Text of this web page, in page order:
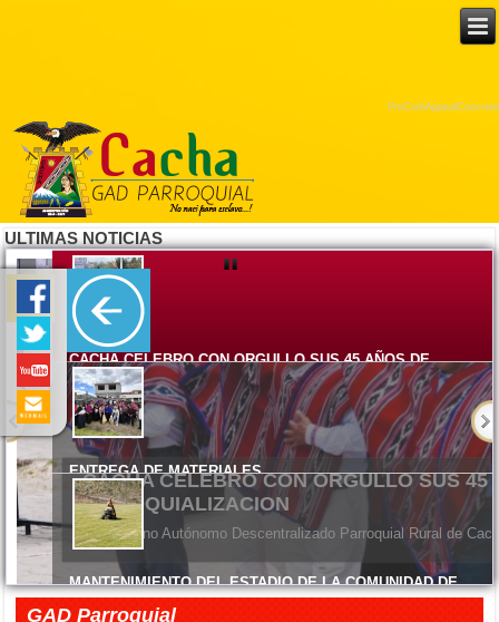
ProCurbAppealConcrete
ULTIMAS NOTICIAS
ENTREGA DE MATERIALES
El Gobierno Autónomo Descentralizado Parroquial Rural de
CACHA CELEBRO CON ORGULLO SUS 45 AÑOS DE
PARROQUIALIZACION
Lunes, 08 Junio 2026 15:17
ENTREGA DE MATERIALES
Viernes, 05 Junio 2026 14:58
MANTENIMIENTO DEL ESTADIO DE LA COMUNIDAD DE
MACHANGARA
Viernes, 05 Junio 2026 14:45
GAD Parroquial